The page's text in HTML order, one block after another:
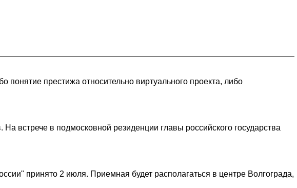
престижа относительно виртуального проекта, либо
встрече в подмосковной резиденции главы российского государства
принято 2 июля. Приемная будет располагаться в центре Волгограда,